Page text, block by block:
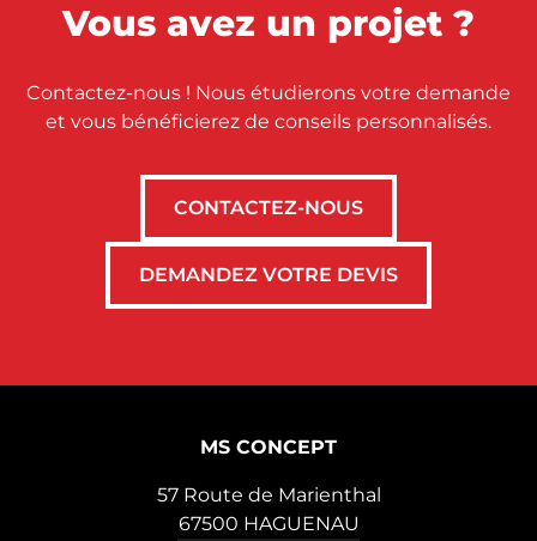
VMC (Ventilation Mécanique Contrôlée)
pour renouveler efficacement l'air de votre
logement. Dans un contexte où nous
espaces clos, l'optimisation de la qualité de
l'air devient un investissement prioritaire
ventilation performant constitue désormais
un élément essentiel de tout habitat
Vous avez un projet ?
Contactez-nous ! Nous étudierons votre demande
et vous bénéficierez de conseils personnalisés.
CONTACTEZ-NOUS
DEMANDEZ VOTRE DEVIS
MS CONCEPT
57 Route de Marienthal
67500 HAGUENAU